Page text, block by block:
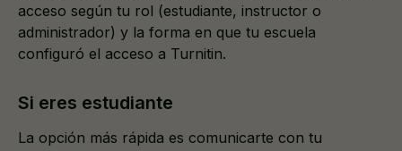
acceso según tu rol (estudiante, instructor o
administrador) y la forma en que tu escuela
configuró el acceso a Turnitin.
Si eres estudiante
La opción más rápida es comunicarte con tu